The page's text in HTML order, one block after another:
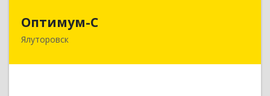
Оптимум-С
Ялуторовск